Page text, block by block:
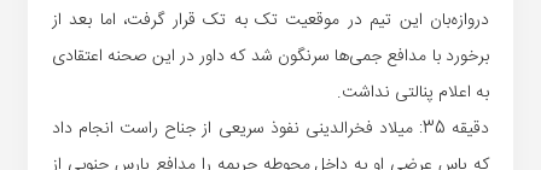
دروازه‌بان این تیم در موقعیت تک به تک قرار گرفت، اما بعد از
برخورد با مدافع جمی‌ها سرنگون شد که داور در این صحنه اعتقادی
به اعلام پنالتی نداشت.
دقیقه 35: میلاد فخرالدینی نفوذ سریعی از جناح راست انجام داد